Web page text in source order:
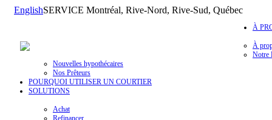
EnglishSERVICE Montréal, Rive-Nord, Rive-Sud, Québec
À
À
Notre
Nouvelles hypothécaires
Nos Prêteurs
POURQUOI UTILISER UN COURTIER
SOLUTIONS
Achat
Refinancer